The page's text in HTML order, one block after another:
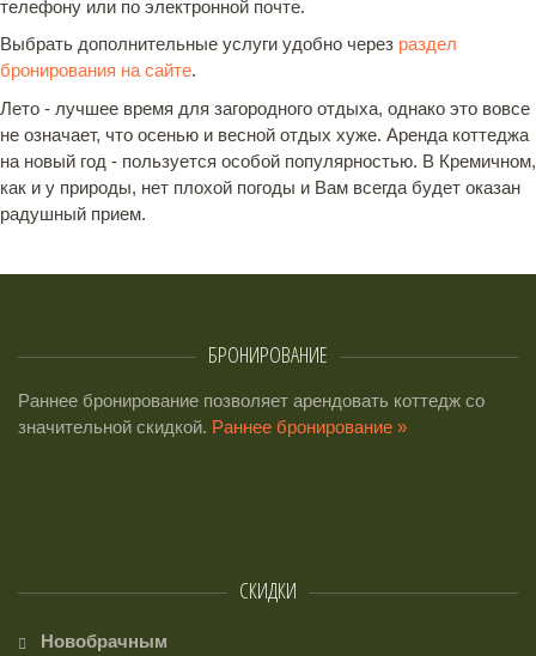
телефону или по электронной почте.
Выбрать дополнительные услуги удобно через раздел
бронирования на сайте.
Лето - лучшее время для загородного отдыха, однако это вовсе
не означает, что осенью и весной отдых хуже. Аренда коттеджа
на новый год - пользуется особой популярностью. В Кремичном,
как и у природы, нет плохой погоды и Вам всегда будет оказан
радушный прием.
БРОНИРОВАНИЕ
Раннее бронирование позволяет арендовать коттедж со
значительной скидкой. Раннее бронирование »
СКИДКИ
Новобрачным